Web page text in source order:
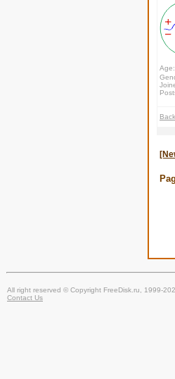
All right reserved © Copyright FreeDisk.ru, 1999-
Contact Us